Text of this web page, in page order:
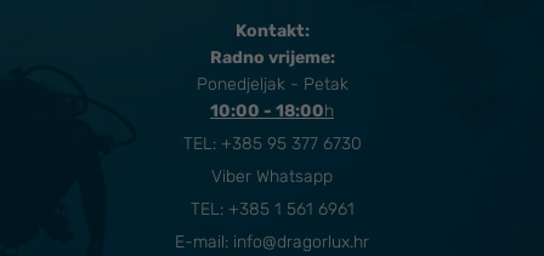
Kontakt:
Radno vrijeme:
Ponedjeljak - Petak
10:00 - 18:00​h
TEL: +385 95 377 6730
Viber Whatsapp
TEL: +385 1 561 6961
E-mail: info@dragorlux.hr